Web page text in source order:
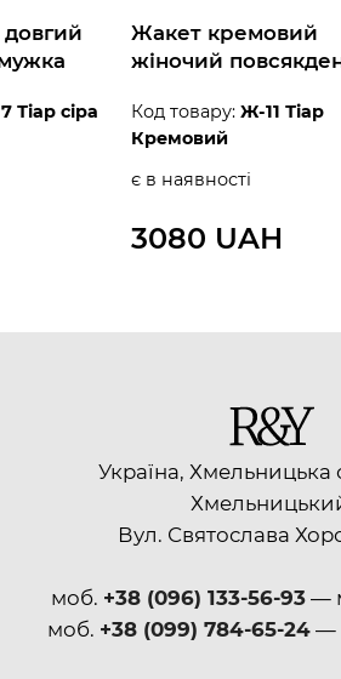
Тіар сіра
Жакет кремовий
жіночий
Код товару: Ж-11 Тіар
Кремовий
є в наявності
3080 UAH
Україна, Хмельницька
Вул. Святослава
моб. +38 (096) 133-56-93 —
моб. +38 (099) 784-65-24—